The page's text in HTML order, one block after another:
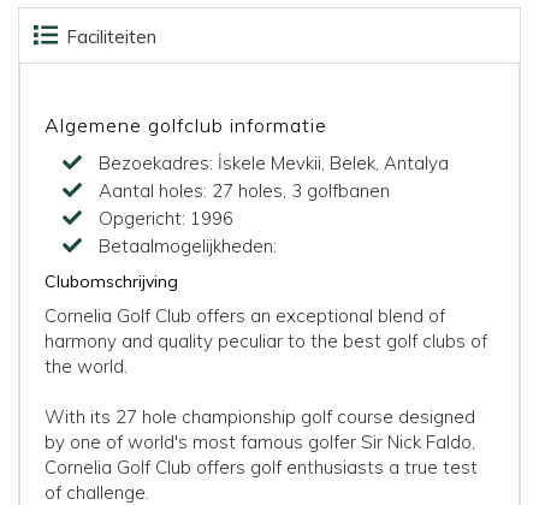
Faciliteiten
Algemene golfclub informatie
Bezoekadres: İskele Mevkii, Belek, Antalya
Aantal holes: 27 holes, 3 golfbanen
Opgericht: 1996
Betaalmogelijkheden:
Clubomschrijving
Cornelia Golf Club offers an exceptional blend of
harmony and quality peculiar to the best golf clubs of
the world.
With its 27 hole championship golf course designed
by one of world's most famous golfer Sir Nick Faldo,
Cornelia Golf Club offers golf enthusiasts a true test
of challenge.